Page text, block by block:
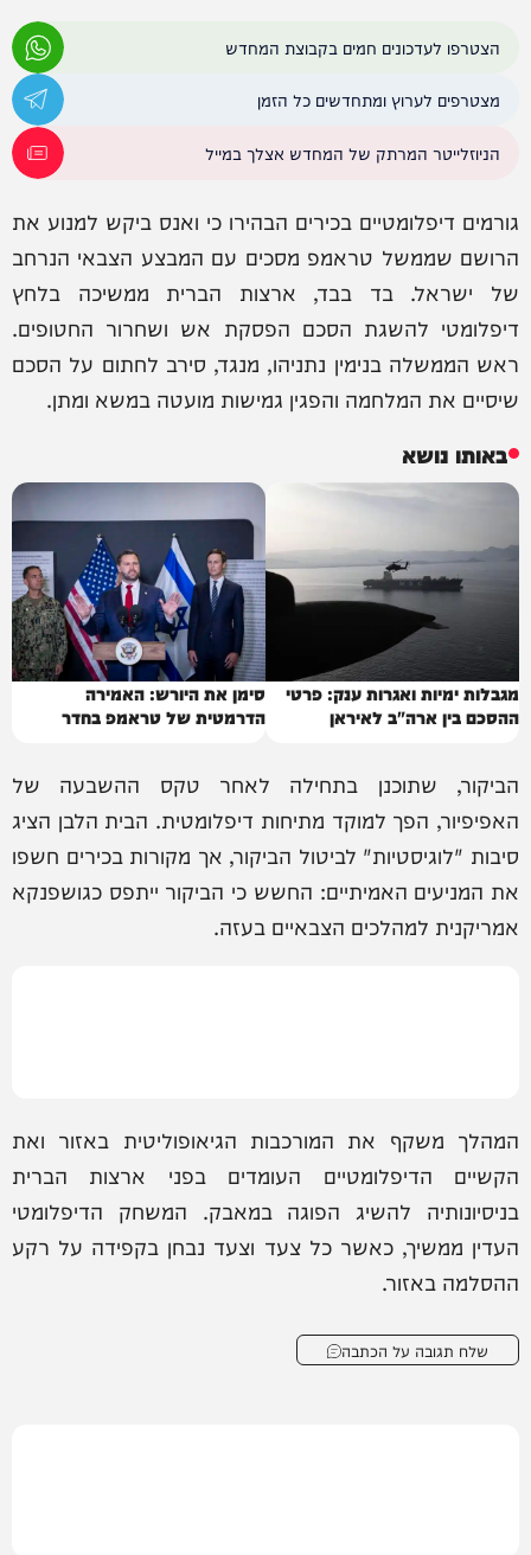
הצטרפו לעדכונים חמים בקבוצת המחדש
מצטרפים לערוץ ומתחדשים כל הזמן
הניוזלייטר המרתק של המחדש אצלך במייל
גורמים דיפלומטיים בכירים הבהירו כי ואנס ביקש למנוע את
הרושם שממשל טראמפ מסכים עם המבצע הצבאי הנרחב
של ישראל. בד בבד, ארצות הברית ממשיכה בלחץ
דיפלומטי להשגת הסכם הפסקת אש ושחרור החטופים.
ראש הממשלה בנימין נתניהו, מנגד, סירב לחתום על הסכם
שיסיים את המלחמה והפגין גמישות מועטה במשא ומתן.
באותו נושא
מגבלות ימיות ואגרות ענק: פרטי
ההסכם בין ארה"ב לאיראן
סימן את היורש: האמירה
הדרמטית של טראמפ בחדר
הביקור, שתוכנן בתחילה לאחר טקס ההשבעה של
האפיפיור, הפך למוקד מתיחות דיפלומטית. הבית הלבן הציג
סיבות "לוגיסטיות" לביטול הביקור, אך מקורות בכירים חשפו
את המניעים האמיתיים: החשש כי הביקור ייתפס כגושפנקא
אמריקנית למהלכים הצבאיים בעזה.
המהלך משקף את המורכבות הגיאופוליטית באזור ואת
הקשיים הדיפלומטיים העומדים בפני ארצות הברית
בניסיונותיה להשיג הפוגה במאבק. המשחק הדיפלומטי
העדין ממשיך, כאשר כל צעד וצעד נבחן בקפידה על רקע
ההסלמה באזור.
שלח תגובה על הכתבה